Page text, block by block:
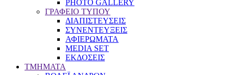
PHOTO GALLERY
ΓΡΑΦΕΙΟ ΤΥΠΟΥ
ΔΙΑΠΙΣΤΕΥΣΕΙΣ
ΣΥΝΕΝΤΕΥΞΕΙΣ
ΑΦΙΕΡΩΜΑΤΑ
MEDIA SET
ΕΚΔΟΣΕΙΣ
TMHMATA